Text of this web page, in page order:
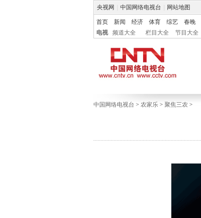
央视网 中国网络电视台 网站地图
首页 新闻 经济 体育 综艺 春晚
电视
频道大全 栏目大全 节目大全
中国网络电视台 > 农家乐 > 聚焦三农 >